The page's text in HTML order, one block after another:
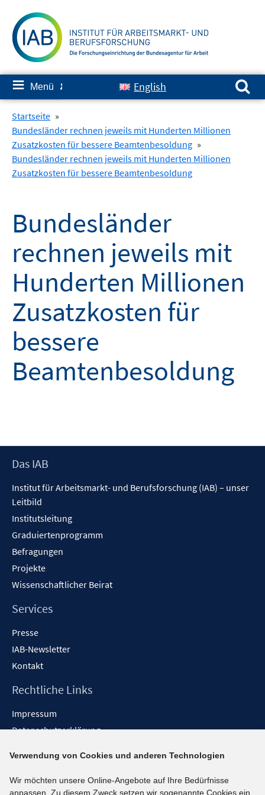
zum
Inhalt
≡ Menü ✘ English
Suchen nach:
Startseite »
Bundesländer rechnen jeweils mit Hunderten Millionen
Zusatzkosten für bessere Beamtenbesoldung »
Bundesländer rechnen jeweils mit Hunderten Millionen
Zusatzkosten für bessere Beamtenbesoldung
Bundesländer
rechnen jeweils mit
Hunderten Millionen
Zusatzkosten für
bessere
Beamtenbesoldung
Footer
Das IAB
Institut für Arbeitsmarkt- und Berufsforschung (IAB) – unser
Leitbild
Institutsleitung
Graduiertenprogramm
Befragungen
Projekte
Wissenschaftlicher Beirat
Services
Presse
IAB-Newsletter
Kontakt
Rechtliche Links
Impressum
Datenschutzerklärung
Barrieren melden
Social-Media-Kanäle
Verwendung von Cookies und anderen Technologien
Wir möchten unsere Online-Angebote auf Ihre Bedürfnisse
anpassen. Zu diesem Zweck setzen wir sogenannte Cookies ein.